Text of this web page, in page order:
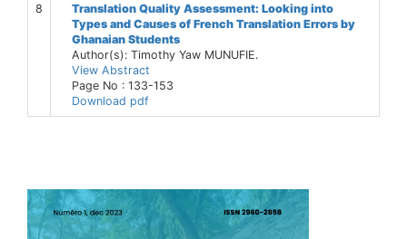
8
Translation Quality Assessment: Looking into
Types and Causes of French Translation Errors by
Ghanaian Students
Author(s): Timothy Yaw MUNUFIE.
View Abstract
Page No : 133-153
Download pdf